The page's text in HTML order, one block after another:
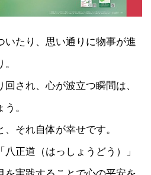
いたり、思い通りに物事が進
され、心が波立つ瞬間は、
。
それ自体が幸せです。
正道（はっしょうどう）」